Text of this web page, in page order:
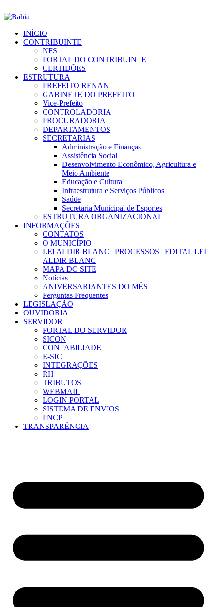
INÍCIO
CONTRIBUINTE
NFS
PORTAL DO CONTRIBUINTE
CERTIDÕES
ESTRUTURA
PREFEITO RENAN
GABINETE DO PREFEITO
Vice-Prefeito
CONTROLADORIA
PROCURADORIA
DEPARTAMENTOS
SECRETARIAS
Administração e Finanças
Assistência Social
Desenvolvimento Econômico, Agricultura e
Meio Ambiente
Educação e Cultura
Infraestrutura e Serviços Públicos
Saúde
Secretaria Municipal de Esportes
ESTRUTURA ORGANIZACIONAL
INFORMAÇÕES
CONTATOS
O MUNICÍPIO
LEI ALDIR BLANC | PROCESSOS | EDITAL LEI
ALDIR BLANC
MAPA DO SITE
Notícias
ANIVERSARIANTES DO MÊS
Perguntas Frequentes
LEGISLAÇÃO
OUVIDORIA
SERVIDOR
PORTAL DO SERVIDOR
SICON
CONTABILIADE
E-SIC
INTEGRAÇÕES
RH
TRIBUTOS
WEBMAIL
LOGIN PORTAL
SISTEMA DE ENVIOS
PNCP
TRANSPARÊNCIA